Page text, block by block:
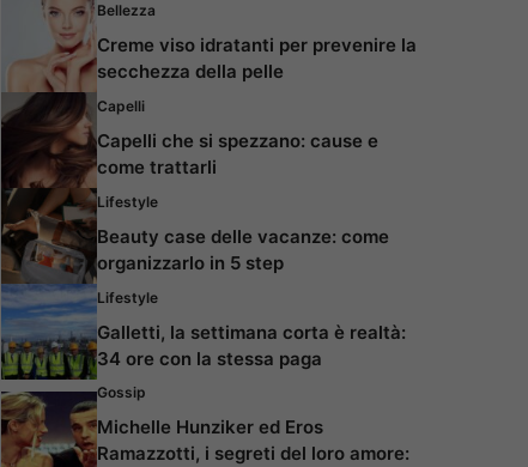
Bellezza
Creme viso idratanti per prevenire la
secchezza della pelle
Capelli
Capelli che si spezzano: cause e
come trattarli
Lifestyle
Beauty case delle vacanze: come
organizzarlo in 5 step
Lifestyle
Galletti, la settimana corta è realtà:
34 ore con la stessa paga
Gossip
Michelle Hunziker ed Eros
Ramazzotti, i segreti del loro amore: